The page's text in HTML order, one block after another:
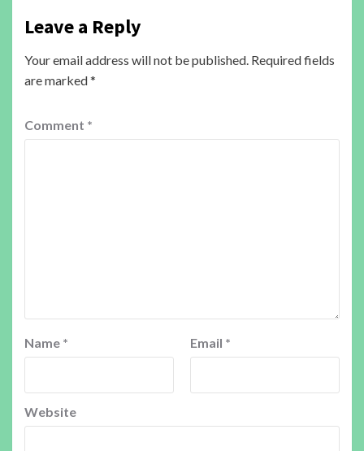
Leave a Reply
Your email address will not be published. Required fields
are marked*
Comment *
Name * Email *
Website